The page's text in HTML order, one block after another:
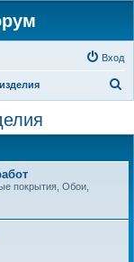
Вход
покрытия, Обои,